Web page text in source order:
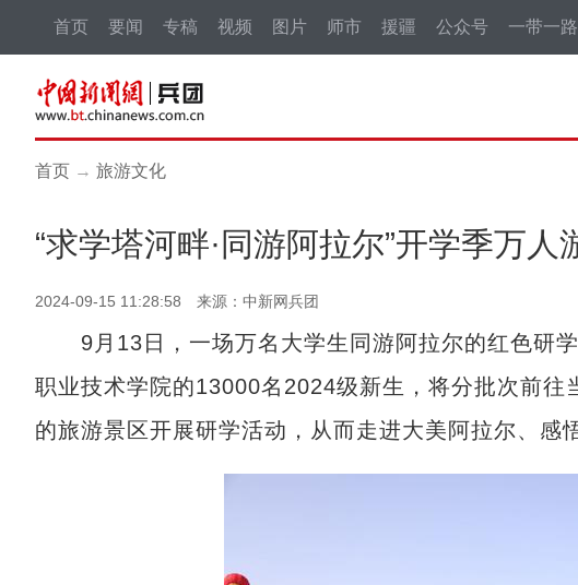
首页 要闻 专稿 视频 图片 师市 援疆 公众号 一带一路
首页 → 旅游文化
“求学塔河畔·同游阿拉尔”开学季万人
2024-09-15 11:28:58 来源：中新网兵团
9月13日，一场万名大学生同游阿拉尔的红色研学
职业技术学院的13000名2024级新生，将分批次前往
的旅游景区开展研学活动，从而走进大美阿拉尔、感